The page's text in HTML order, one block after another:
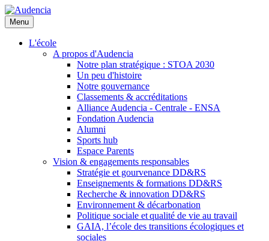
Aller
au
contenu
principal
Menu
L'école
A propos d'Audencia
Notre plan stratégique : STOA 2030
Un peu d'histoire
Notre gouvernance
Classements & accréditations
Alliance Audencia - Centrale - ENSA
Fondation Audencia
Alumni
Sports hub
Espace Parents
Vision & engagements responsables
Stratégie et gourvenance DD&RS
Enseignements & formations DD&RS
Recherche & innovation DD&RS
Environnement & décarbonation
Politique sociale et qualité de vie au travail
GAIA, l’école des transitions écologiques et
sociales